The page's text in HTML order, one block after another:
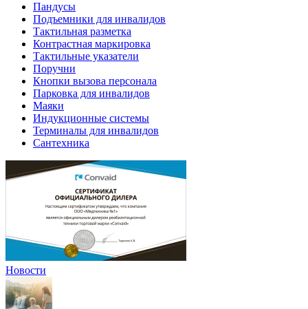
Пандусы
Подъемники для инвалидов
Тактильная разметка
Контрастная маркировка
Тактильные указатели
Поручни
Кнопки вызова персонала
Парковка для инвалидов
Маяки
Индукционные системы
Терминалы для инвалидов
Сантехника
Новости